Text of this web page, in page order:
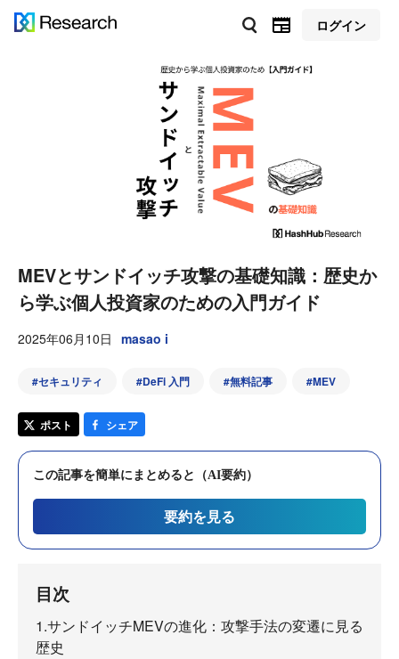
ログイン
MEVとサンドイッチ攻撃の基礎知識：歴史か
ら学ぶ個人投資家のための入門ガイド
2025年06月10日 masao i
#セキュリティ #DeFi 入門 #無料記事 #MEV
ポスト シェア
この記事を簡単にまとめると（AI要約）
要約を見る
目次
1.サンドイッチMEVの進化：攻撃手法の変遷に見る
歴史